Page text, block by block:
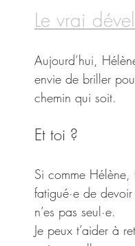
Le vrai
Aujourd’hui,
envie de briller
chemin qui soit.
Et toi ?
Si comme Hélène,
fatigué·e de
n’es pas seul·e.
Je peux t’aider à